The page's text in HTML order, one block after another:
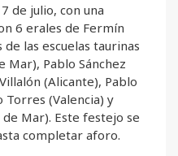
de julio, con una
6 erales de Fermín
las escuelas taurinas
Mar), Pablo Sánchez
(Alicante), Pablo
Torres (Valencia) y
Mar). Este festejo se
completar aforo.